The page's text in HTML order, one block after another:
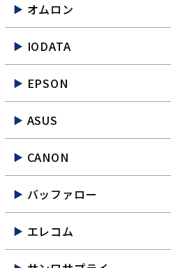
オムロン
IODATA
EPSON
ASUS
CANON
バッファロー
エレコム